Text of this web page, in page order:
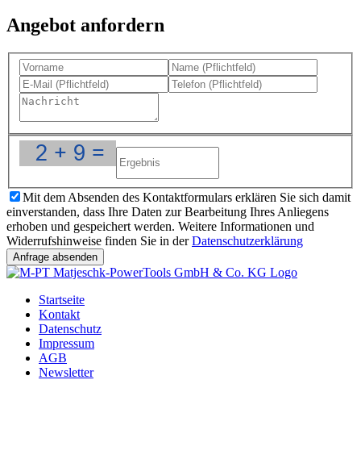
Angebot anfordern
Mit dem Absenden des Kontaktformulars erklären Sie sich damit
einverstanden, dass Ihre Daten zur Bearbeitung Ihres Anliegens
erhoben und gespeichert werden. Weitere Informationen und
Widerrufshinweise finden Sie in derDatenschutzerklärung
Startseite
Kontakt
Datenschutz
Impressum
AGB
Newsletter